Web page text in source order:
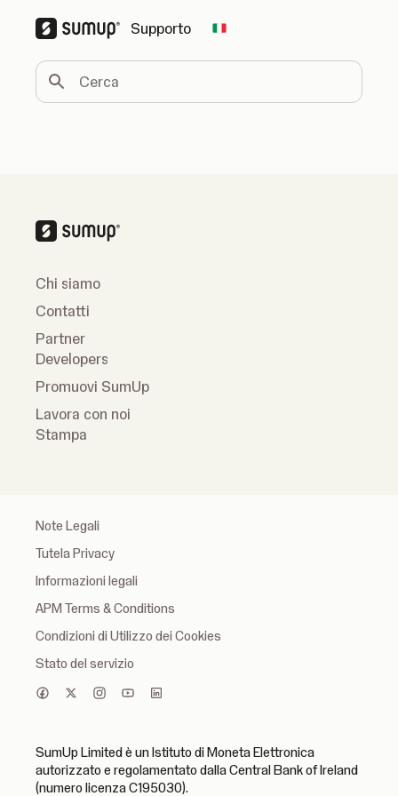
Supporto Change country
Cerca
Chi siamo
Contatti
Partner
Developers
Promuovi SumUp
Lavora con noi
Stampa
Note Legali
Tutela Privacy
Informazioni legali
APM Terms & Conditions
Condizioni di Utilizzo dei Cookies
Stato del servizio
SumUp Limited è un Istituto di Moneta Elettronica
autorizzato e regolamentato dalla Central Bank of Ireland
(numero licenza C195030).